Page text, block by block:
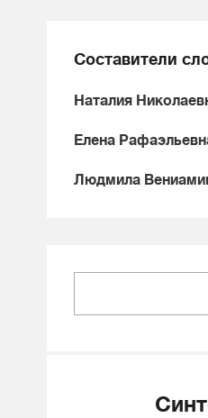
Составители
Наталия
Елена
Людмила